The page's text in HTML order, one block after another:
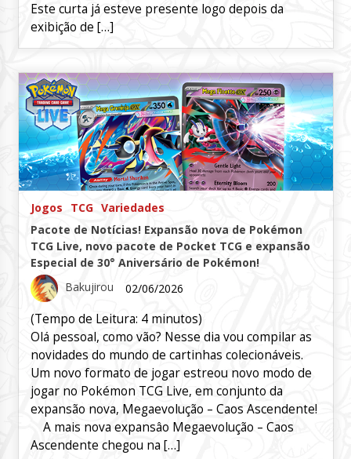
Este curta já esteve presente logo depois da
exibição de […]
Jogos TCG Variedades
Pacote de Notícias! Expansão nova de Pokémon
TCG Live, novo pacote de Pocket TCG e expansão
Especial de 30° Aniversário de Pokémon!
Bakujirou
02/06/2026
(Tempo de Leitura: 4 minutos)
Olá pessoal, como vão? Nesse dia vou compilar as
novidades do mundo de cartinhas colecionáveis.
Um novo formato de jogar estreou novo modo de
jogar no Pokémon TCG Live, em conjunto da
expansão nova, Megaevolução – Caos Ascendente!
A mais nova expansâo Megaevolução – Caos
Ascendente chegou na […]